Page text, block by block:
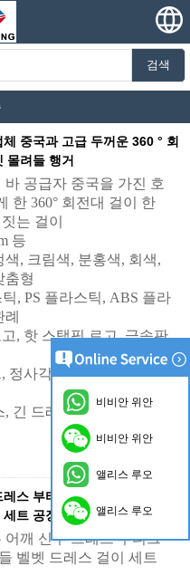
검색
중국과 고급 두꺼운 360 ° 회
몰려들 행거
바 공급자 중국을 가진 호
한 360° 회전대 걸이 한
는 걸이
등
색, 크림색, 분홍색, 회색,
춤형
, PS 플라스틱, ABS 플라
, 핫 스탬핑 로고, 금속판
정사각형 후크, 넓은 원형
긴 드레스, 코트, 재킷, 셔
스 부티크 안티 슬립 몰려들
트 공장 중국
어깨 신부 드레스 부티크
벨벳 드레스 걸이 세트
비비안 위안
비비안 위안
앨리스 루오
앨리스 루오